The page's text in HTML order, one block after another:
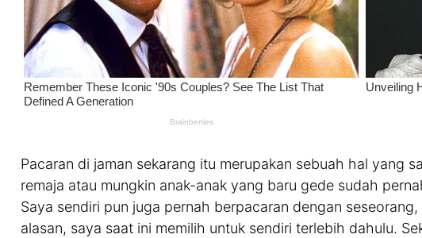
Pacaran di jaman sekarang itu merupakan sebuah hal yang
remaja atau mungkin anak-anak yang baru gede sudah
Saya sendiri pun juga pernah berpacaran dengan
alasan, saya saat ini memilih untuk sendiri terlebih dahulu.